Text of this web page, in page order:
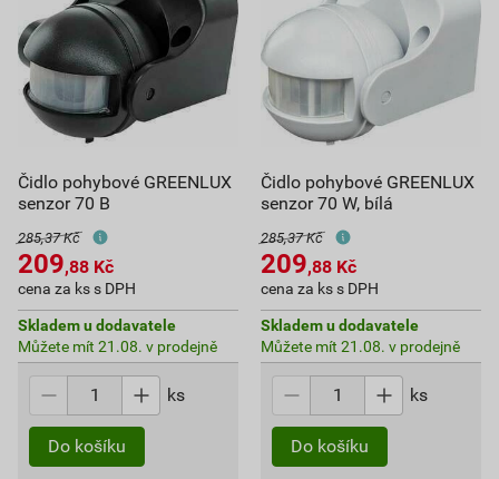
Čidlo pohybové GREENLUX
senzor 70 B
285,37 Kč
209,88 Kč
cena za ks s DPH
Skladem u dodavatele
Můžete mít 21.08. v prodejně
ks
Do košíku
Čidlo pohybové GREENLUX
senzor 70 W, bílá
285,37 Kč
209,88 Kč
cena za ks s DPH
Skladem u dodavatele
Můžete mít 21.08. v prodejně
ks
Do košíku